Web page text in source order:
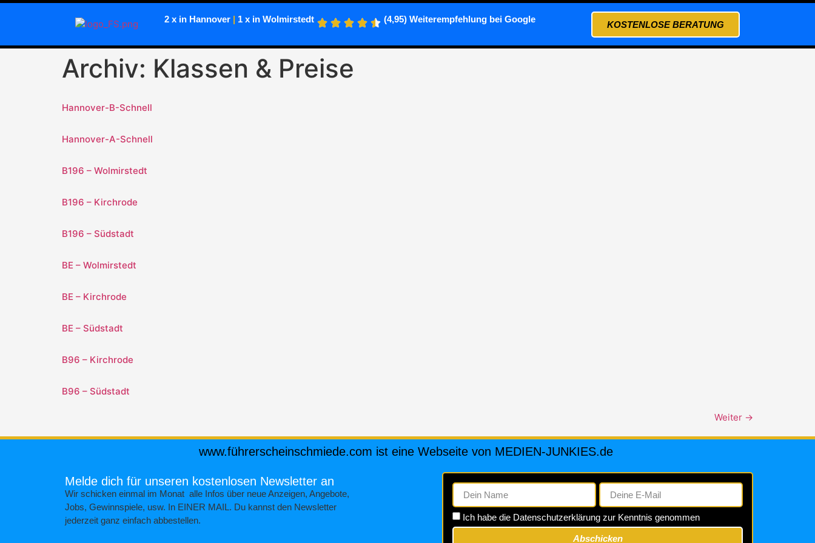
2 x in Hannover | 1 x in Wolmirstedt (4,95) Weiterempfehlung bei Google
KOSTENLOSE BERATUNG
Archiv: Klassen & Preise
Hannover-B-Schnell
Hannover-A-Schnell
B196 – Wolmirstedt
B196 – Kirchrode
B196 – Südstadt
BE – Wolmirstedt
BE – Kirchrode
BE – Südstadt
B96 – Kirchrode
B96 – Südstadt
Weiter →
www.führerscheinschmiede.com ist eine Webseite von MEDIEN-JUNKIES.de
Melde dich für unseren kostenlosen Newsletter an
Wir schicken einmal im Monat alle Infos über neue Anzeigen, Angebote,
Jobs, Gewinnspiele, usw. In EINER MAIL. Du kannst den Newsletter
jederzeit ganz einfach abbestellen.
Ich habe die Datenschutzerklärung zur Kenntnis genommen
Abschicken